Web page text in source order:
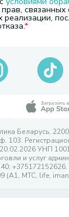
связанных
реализации,
Беларусь,
103.
УНП
и услуг
(А1, МТС, life,